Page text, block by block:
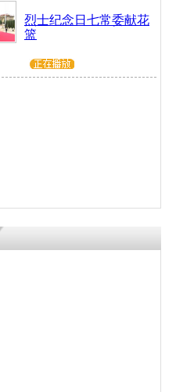
烈士纪念日七常委献花
篮